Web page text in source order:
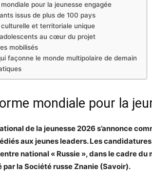
pour la jeunesse engagée
issus de plus de 100 pays
et territoriale unique
au cœur du projet
mobilisés
façonne le monde multipolaire de demain
mondiale pour la
de la jeunesse 2026 s’annonce
aux jeunes leaders. Les
national « Russie », dans le cadre du
par la Société russe Znanie (Savoir).